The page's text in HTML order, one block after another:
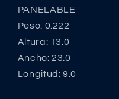
PANELABLE
Peso: 0.222
Altura: 13.0
Ancho: 23.0
Longitud: 9.0